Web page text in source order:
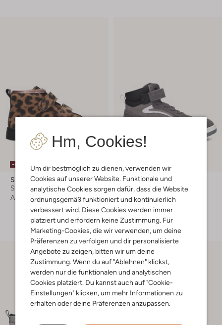
Hm, Cookies!
Um dir bestmöglich zu dienen, verwenden wir
Cookies auf unserer Website. Funktionale und
analytische Cookies sorgen dafür, dass die Website
ordnungsgemäß funktioniert und kontinuierlich
verbessert wird. Diese Cookies werden immer
platziert und erfordern keine Zustimmung. Für
Marketing-Cookies, die wir verwenden, um deine
Präferenzen zu verfolgen und dir personalisierte
Angebote zu zeigen, bitten wir um deine
Zustimmung. Wenn du auf "Ablehnen" klickst,
werden nur die funktionalen und analytischen
Cookies platziert. Du kannst auch auf "Cookie-
Einstellungen" klicken, um mehr Informationen zu
erhalten oder deine Präferenzen anzupassen.
-40%
Shoesme
Sneaker High
Ab
€ 47,99
Ton & Ton
Sneaker High
€ 79,99 € 47,99
+ mehr farben